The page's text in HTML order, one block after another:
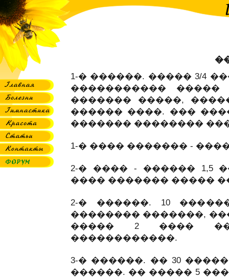
1-� ������. ����� 3/4
����������� �����
������� �����,
������ ����. ���
������� ��������
1-� ���� ������� -
2-� ���� - ������ 1,5
���� ������� �����
2-� ������. 10
�������� �������,
����� 2 ����
������������.
3-� ������. �� 30
������. �� ����� 5